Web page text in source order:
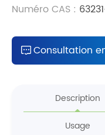
Numéro CAS :
Consultation
Description
Usage